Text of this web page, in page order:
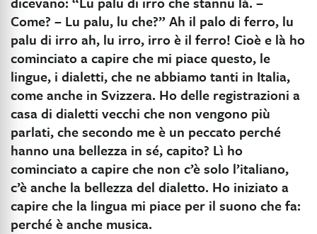
Come? – Lu palu, lu che?” Ah il palo di ferro, lu
palu di irro ah, lu irro, irro è il ferro! Cioè e là ho
cominciato a capire che mi piace questo, le
lingue, i dialetti, che ne abbiamo tanti in Italia,
come anche in Svizzera. Ho delle registrazioni a
casa di dialetti vecchi che non vengono più
parlati, che secondo me è un peccato perché
hanno una bellezza in sé, capito? Lì ho
cominciato a capire che non c’è solo l’italiano,
c’è anche la bellezza del dialetto. Ho iniziato a
capire che la lingua mi piace per il suono che fa:
perché è anche musica.